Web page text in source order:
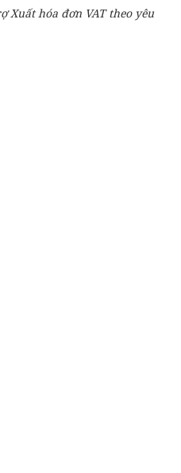
Xuất hóa đơn VAT theo yêu